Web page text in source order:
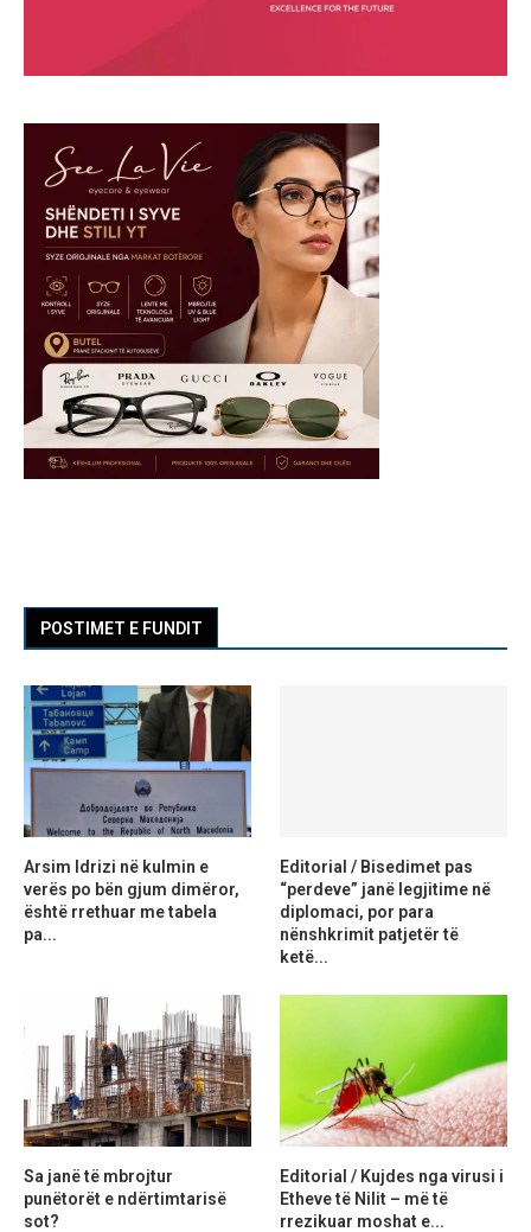
POSTIMET E FUNDIT
Arsim Idrizi në kulmin e
verës po bën gjum dimëror,
është rrethuar me tabela
pa...
Editorial / Bisedimet pas
“perdeve” janë legjitime në
diplomaci, por para
nënshkrimit patjetër të
ketë...
Sa janë të mbrojtur
punëtorët e ndërtimtarisë
sot?
Editorial / Kujdes nga virusi i
Etheve të Nilit – më të
rrezikuar moshat e...